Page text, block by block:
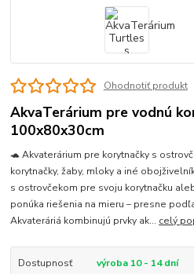
Ohodnotiť produkt
AkvaTerárium pre vodnú
100x80x30cm
🐢 Akvaterárium pre korytnačky s
korytnačky, žaby, mloky a iné
s ostrovčekom pre svoju korytnačku
ponúka riešenia na mieru – presne
Akvateráriá kombinujú prvky ak... celý
Dostupnosť výroba 10 - 14 dní